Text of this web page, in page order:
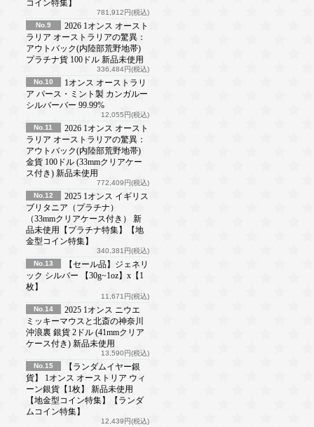
コイン特集】
781,912円(税込)
No.9
2026 1オンス オースト
ラリア オーストラリアの驚異：
アウトバック(内陸部荒野地帯)
プラチナ貨 100ドル 新品未使用
336,484円(税込)
No.10
1オンス オーストラリ
ア パース・ミント製 カンガルー
シルバーバー 99.99%
12,055円(税込)
No.11
2026 1オンス オースト
ラリア オーストラリアの驚異：
アウトバック(内陸部荒野地帯)
金貨 100ドル (33mmクリアケー
ス付き) 新品未使用
772,409円(税込)
No.12
2025 1オンス イギリス
ブリタニア（プラチナ）
（33mmクリアケース付き） 新
品未使用【プラチナ特集】【地
金型コイン特集】
340,381円(税込)
No.13
【セール品】ジェネリ
ック シルバー 【30g~1oz】x【1
枚】
11,671円(税込)
No.14
2025 1オンス ニウエ
ミッキーマウスと北斎の神奈川
沖浪裏 銀貨 2ドル (41mmクリア
ケース付き) 新品未使用
13,590円(税込)
No.15
【ランダムイヤー銀
貨】 1オンス オーストリア ウィ
ーン銀貨【1枚】 新品未使用
【地金型コイン特集】【ランダ
ムコイン特集】
12,439円(税込)